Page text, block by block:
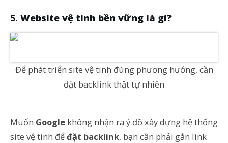
Website vệ tinh bền vững là gì?
Để phát triển site vệ tinh đúng phương hướng, cần
đặt backlink thật tự nhiên
Muốn Google không nhận ra ý đồ xây dựng hệ thống
site vệ tinh đểđặt backlink, bạn cần phải gắn link